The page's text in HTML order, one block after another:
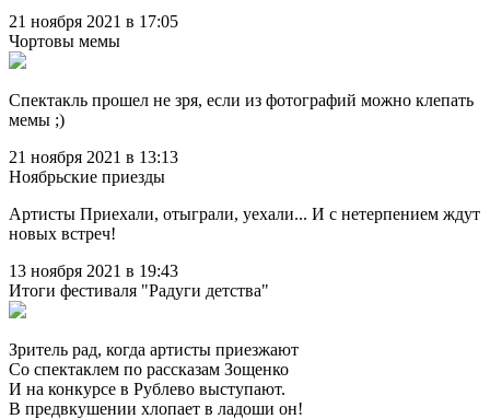
21 ноября 2021 в 17:05
Чортовы мемы
Спектакль прошел не зря, если из фотографий можно клепать
мемы ;)
21 ноября 2021 в 13:13
Ноябрьские приезды
Артисты Приехали, отыграли, уехали... И с нетерпением ждут
новых встреч!
13 ноября 2021 в 19:43
Итоги фестиваля "Радуги детства"
Зритель рад, когда артисты приезжают
Со спектаклем по рассказам Зощенко
И на конкурсе в Рублево выступают.
В предвкушении хлопает в ладоши он!